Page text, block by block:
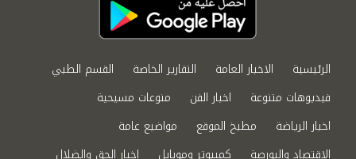
الرئيسية الاخبار العامة التقارير الخاصة
القسم الطبي
فيديوهات متنوعة
اخبار الفن
منوعات مسيحية
اخبار الرياضة
مطبخ الموقع
مواضيع عامة
الاقتصاد والبورصة
كمبيوتر وموبايل اخبار الحق والضلال